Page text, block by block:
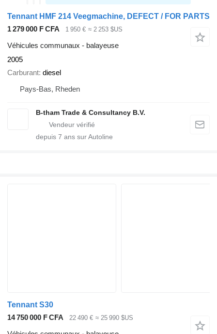
Tennant HMF 214 Veegmachine, DEFECT / FOR PARTS
1 279 000 F CFA
1 950 € ≈ 2 253 $US
Véhicules communaux - balayeuse
2005
Carburant diesel
Pays-Bas, Rheden
B-tham Trade & Consultancy B.V.
depuis 7 ans sur Autoline
Tennant S30
14 750 000 F CFA
22 490 € ≈ 25 990 $US